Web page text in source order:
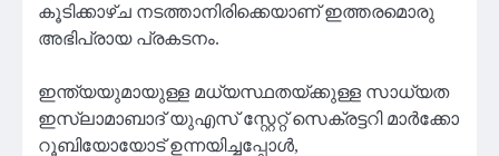
കൂടിക്കാഴ്ച നടത്താനിരിക്കെയാണ് ഇത്തരമൊരു
അഭിപ്രായ പ്രകടനം.
ഇന്ത്യയുമായുള്ള മധ്യസ്ഥതയ്ക്കുള്ള സാധ്യത
ഇസ്ലാമാബാദ് യുഎസ് സ്റ്റേറ്റ് സെക്രട്ടറി മാർക്കോ
റൂബിയോയോട് ഉന്നയിച്ചപ്പോൾ,